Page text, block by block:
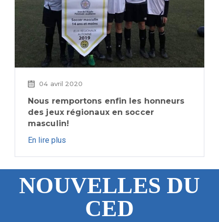
04 avril 2020
Nous remportons enfin les honneurs
des jeux régionaux en soccer
masculin!
En lire plus
NOUVELLES DU
CED